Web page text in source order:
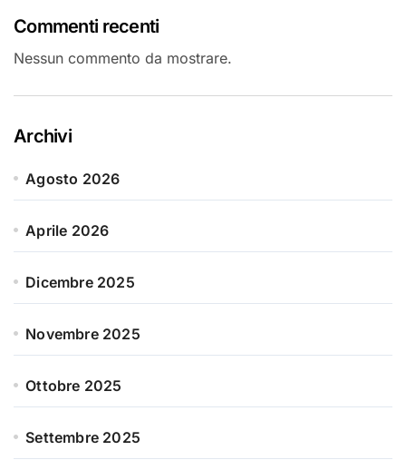
Commenti recenti
Nessun commento da mostrare.
Archivi
Agosto 2026
Aprile 2026
Dicembre 2025
Novembre 2025
Ottobre 2025
Settembre 2025